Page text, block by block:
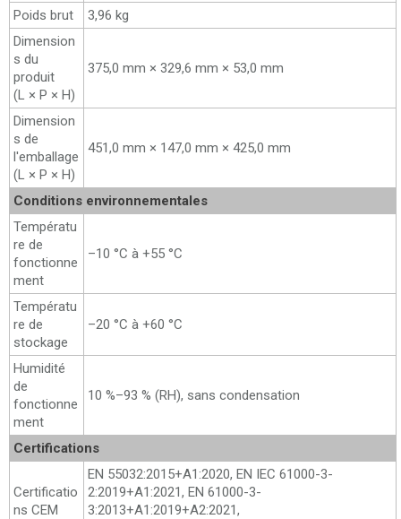
Poids brut
3,96 kg
Dimension
s du
produit
(L × P × H)
375,0 mm × 329,6 mm × 53,0 mm
Dimension
s de
l'emballage
(L × P × H)
451,0 mm × 147,0 mm × 425,0 mm
Conditions environnementales
Températu
re de
fonctionne
ment
–10 °C à +55 °C
Températu
re de
stockage
–20 °C à +60 °C
Humidité
de
fonctionne
ment
10 %–93 % (RH), sans condensation
Certifications
Certificatio
ns CEM
EN 55032:2015+A1:2020, EN IEC 61000-3-
2:2019+A1:2021, EN 61000-3-
3:2013+A1:2019+A2:2021,